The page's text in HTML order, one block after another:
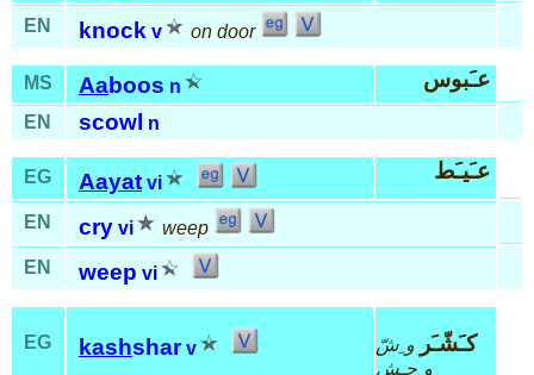
EN knock v on door
MS Aaboos n عـَبوس
EN scowl n
EG Aayat vi عـَيـَط
EN cry vi
weep
EN
weep vi
EG kashshar v كـَشّـَر و ِشّ
و ِحـِش